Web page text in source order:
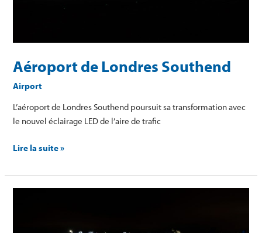
Aéroport de Londres Southend
Airport
L’aéroport de Londres Southend poursuit sa transformation avec
le nouvel éclairage LED de l’aire de trafic
Lire la suite »